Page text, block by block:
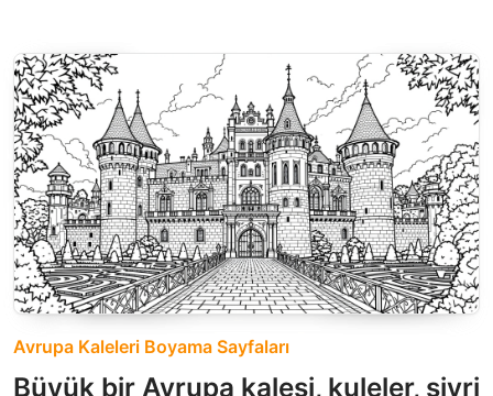
Avrupa Kaleleri Boyama Sayfaları
Büyük bir Avrupa kalesi, kuleler, sivri